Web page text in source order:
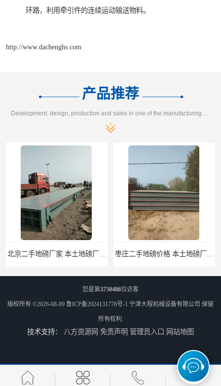
环路，利用牵引件的连续运动输送物料。
http://www.dachenghs.com
产品推荐
Development, design, production and sales in one of the manufacturing enterprises
滨州二手地磅价格 价格优惠 潍坊旧地磅出售 厂家直销
您是第3750486位访客
版权所有 ©2026-08-09 鲁ICP备2024131776号-1 宁津大程机械设备有限公司 保留
所有权利.
技术支持： 八方资源网 免责声明 管理员入口 网站地图